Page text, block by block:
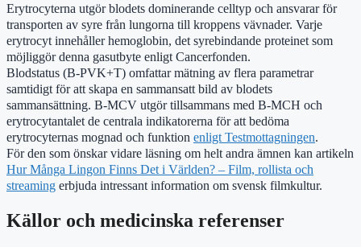
Erytrocyterna utgör blodets dominerande celltyp och ansvarar för
transporten av syre från lungorna till kroppens vävnader. Varje
erytrocyt innehåller hemoglobin, det syrebindande proteinet som
möjliggör denna gasutbyte enligt Cancerfonden.
Blodstatus (B-PVK+T) omfattar mätning av flera parametrar
samtidigt för att skapa en sammansatt bild av blodets
sammansättning. B-MCV utgör tillsammans med B-MCH och
erytrocytantalet de centrala indikatorerna för att bedöma
erytrocyternas mognad och funktion enligt Testmottagningen.
För den som önskar vidare läsning om helt andra ämnen kan artikeln
Hur Många Lingon Finns Det i Världen? – Film, rollista och
streaming erbjuda intressant information om svensk filmkultur.
Källor och medicinska referenser